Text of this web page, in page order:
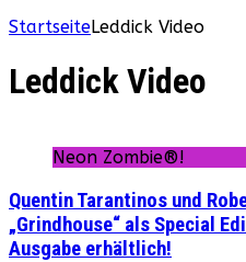
StartseiteLeddick Video
Leddick Video
Neon Zombie®!
Quentin Tarantinos und
„Grindhouse“ als Special
Ausgabe erhältlich!